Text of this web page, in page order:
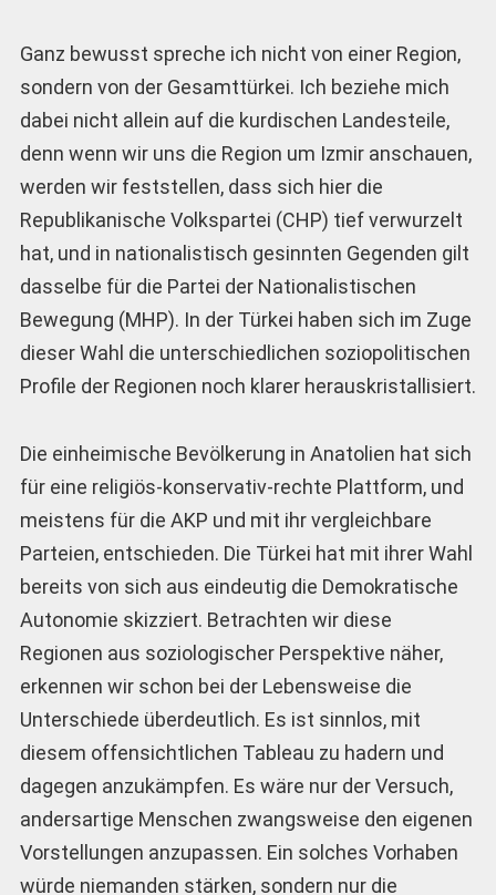
Ganz bewusst spreche ich nicht von einer Region,
sondern von der Gesamttürkei. Ich beziehe mich
dabei nicht allein auf die kurdischen Landesteile,
denn wenn wir uns die Region um Izmir anschauen,
werden wir feststellen, dass sich hier die
Republikanische Volkspartei (CHP) tief verwurzelt
hat, und in nationalistisch gesinnten Gegenden gilt
dasselbe für die Partei der Nationalistischen
Bewegung (MHP). In der Türkei haben sich im Zuge
dieser Wahl die unterschiedlichen soziopolitischen
Profile der Regionen noch klarer herauskristallisiert.
Die einheimische Bevölkerung in Anatolien hat sich
für eine religiös-konservativ-rechte Plattform, und
meistens für die AKP und mit ihr vergleichbare
Parteien, entschieden. Die Türkei hat mit ihrer Wahl
bereits von sich aus eindeutig die Demokratische
Autonomie skizziert. Betrachten wir diese
Regionen aus soziologischer Perspektive näher,
erkennen wir schon bei der Lebensweise die
Unterschiede überdeutlich. Es ist sinnlos, mit
diesem offensichtlichen Tableau zu hadern und
dagegen anzukämpfen. Es wäre nur der Versuch,
andersartige Menschen zwangsweise den eigenen
Vorstellungen anzupassen. Ein solches Vorhaben
würde niemanden stärken, sondern nur die